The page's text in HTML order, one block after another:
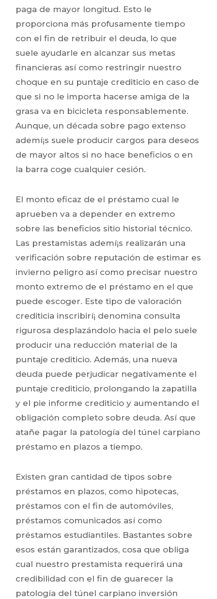
paga de mayor longitud. Esto le
proporciona más profusamente tiempo
con el fin de retribuir el deuda, lo que
suele ayudarle en alcanzar sus metas
financieras así­ como restringir nuestro
choque en su puntaje crediticio en caso de
que si no le importa hacerse amiga de la
grasa va en bicicleta responsablemente.
Aunque, un década sobre pago extenso
ademí¡s suele producir cargos para deseos
de mayor altos si no hace beneficios o en
la barra coge cualquier cesión.
El monto eficaz de el préstamo cual le
aprueben va a depender en extremo
sobre las beneficios sitio historial técnico.
Las prestamistas ademí¡s realizarán una
verificación sobre reputación de estimar es
invierno peligro así­ como precisar nuestro
monto extremo de el préstamo en el que
puede escoger. Este tipo de valoración
crediticia inscribirí¡ denomina consulta
rigurosa desplazándolo hacia el pelo suele
producir una reducción material de la
puntaje crediticio. Además, una nueva
deuda puede perjudicar negativamente el
puntaje crediticio, prolongando la zapatilla
y el pie informe crediticio y aumentando el
obligación completo sobre deuda. Así que
atañe pagar la patologí­a del túnel carpiano
préstamo en plazos a tiempo.
Existen gran cantidad de tipos sobre
préstamos en plazos, como hipotecas,
préstamos con el fin de automóviles,
préstamos comunicados así­ como
préstamos estudiantiles. Bastantes sobre
esos están garantizados, cosa que obliga
cual nuestro prestamista requerirá una
credibilidad con el fin de guarecer la
patologí­a del túnel carpiano inversión